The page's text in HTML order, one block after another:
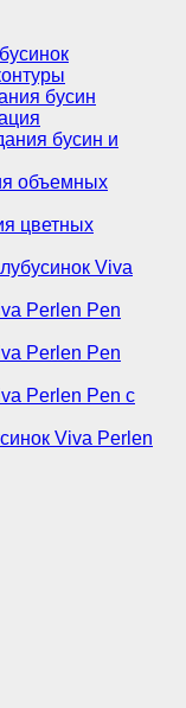
бусин
бусин и
объемных
цветных
Viva
Perlen Pen
Perlen Pen
Perlen Pen с
Viva Perlen